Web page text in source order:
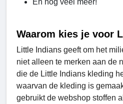
En nog veel meer!
Waarom kies je voor
Little Indians geeft om het
niet alleen te merken aan de
die de Little Indians kleding
waarvan de kleding is
gebruikt de webshop stoffen